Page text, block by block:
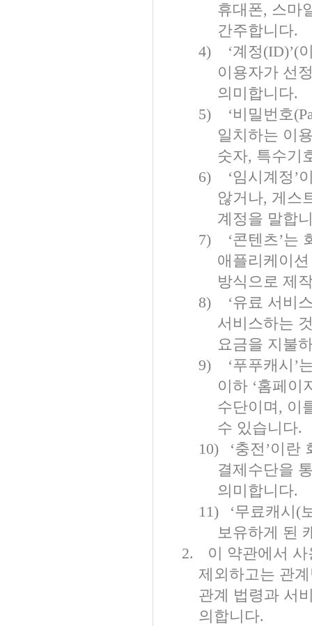
휴대폰, 스마
간주합니다.
4)
‘계정(ID)’(
이용자가 선
의미합니다.
5)
‘비밀번호
일치하는 이
숫자, 특수기
6)
‘임시계정 ’
않거나, 게스
계정을 말합
7)
‘콘텐츠’는
애플리케이
방식으로 제
8)
‘유료 서비
서비스하는
요금을 지불
9)
‘푸푸캐시 ’
이하 ‘홈페이
수단이며 , 이
수 있습니다.
10)
‘충전 ’이란
결제수단을
의미합니다.
11)
‘무료캐시 (
보유하게 된
2.
이 약관에서
제외하고는 관
관계 법령과 서
의합니다.